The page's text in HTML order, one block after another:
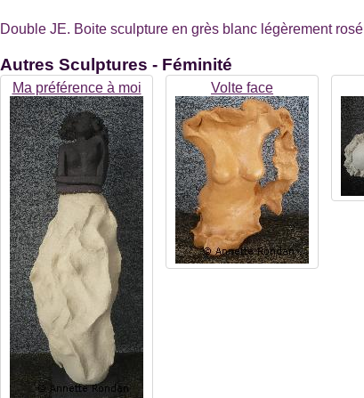
Double JE. Boite sculpture en grès blanc légèrement rosé
Autres Sculptures - Féminité
Ma préférence à moi Volte face